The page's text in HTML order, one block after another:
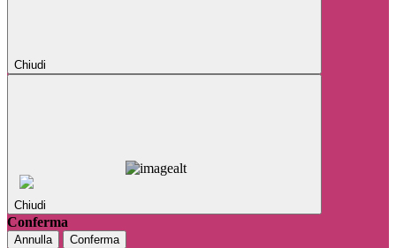
Chiudi
Chiudi
Conferma
Annulla Conferma